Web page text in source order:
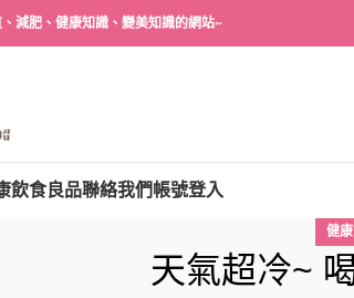
減肥、健康知識、變美知識的網站~
飲食良品聯絡我們帳號登入
健
天氣超冷~